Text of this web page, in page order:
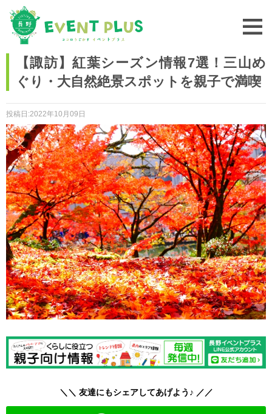
【諏訪】紅葉シーズン情報7選！三山め
ぐり・大自然絶景スポットを親子で満喫
投稿日:2022年10月09日
＼＼ 友達にもシェアしてあげよう♪ ／／